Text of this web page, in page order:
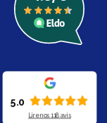
5.0
Lire nos 118 avis